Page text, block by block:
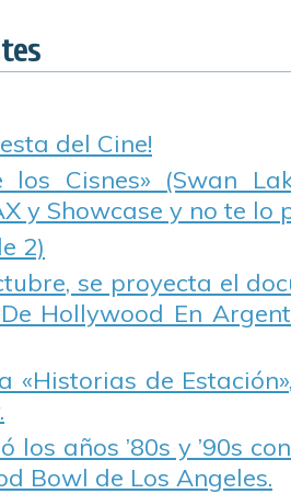
del Cine!
los Cisnes» (Swan
y Showcase y no te lo
2)
se proyecta el
Hollywood En
«Historias de
los años ’80s y ’90s
Bowl de Los Angeles.